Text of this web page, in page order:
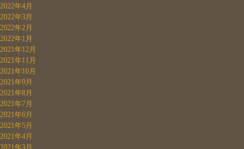
2022年4月
2022年3月
2022年2月
2022年1月
2021年12月
2021年11月
2021年10月
2021年9月
2021年8月
2021年7月
2021年6月
2021年5月
2021年4月
2021年3月